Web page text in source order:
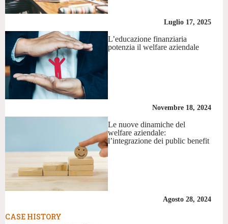
Luglio 17, 2025
L’educazione finanziaria
potenzia il welfare aziendale
Novembre 18, 2024
Le nuove dinamiche del
welfare aziendale:
l’integrazione dei public benefit
Agosto 28, 2024
CASE HISTORY